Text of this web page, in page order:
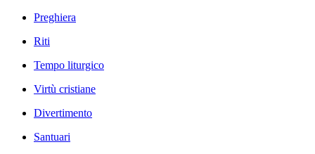
Preghiera
Riti
Tempo liturgico
Virtù cristiane
Divertimento
Santuari